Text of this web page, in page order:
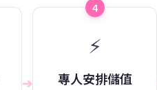
➔
4
⚡
專人安排儲值